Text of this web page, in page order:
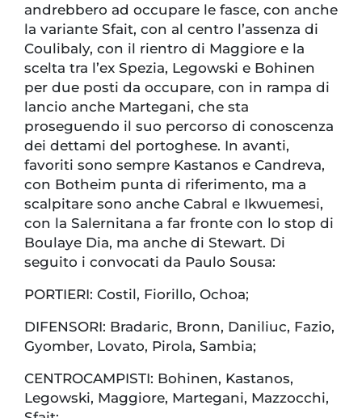
andrebbero ad occupare le fasce, con anche
la variante Sfait, con al centro l’assenza di
Coulibaly, con il rientro di Maggiore e la
scelta tra l’ex Spezia, Legowski e Bohinen
per due posti da occupare, con in rampa di
lancio anche Martegani, che sta
proseguendo il suo percorso di conoscenza
dei dettami del portoghese. In avanti,
favoriti sono sempre Kastanos e Candreva,
con Botheim punta di riferimento, ma a
scalpitare sono anche Cabral e Ikwuemesi,
con la Salernitana a far fronte con lo stop di
Boulaye Dia, ma anche di Stewart. Di
seguito i convocati da Paulo Sousa:
PORTIERI: Costil, Fiorillo, Ochoa;
DIFENSORI: Bradaric, Bronn, Daniliuc, Fazio,
Gyomber, Lovato, Pirola, Sambia;
CENTROCAMPISTI: Bohinen, Kastanos,
Legowski, Maggiore, Martegani, Mazzocchi,